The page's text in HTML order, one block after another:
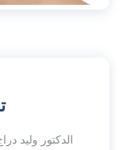
الدكتور وليد